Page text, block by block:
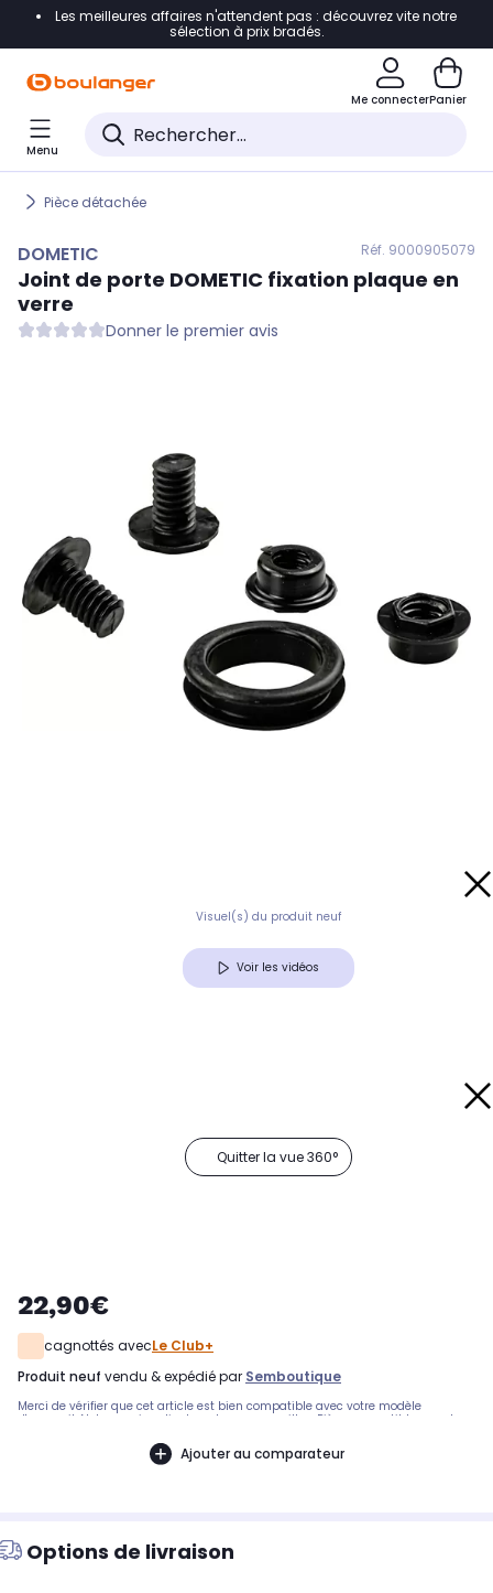
Accéder directement à la navigation
Accéder directement au pied de page
Accéder directement au chatbot
Les meilleures affaires n'attendent pas : découvrez vite notre
sélection à prix bradés.
Me connecterPanier
Menu
Pièce détachée
DOMETIC Réf. 9000905079
Joint de porte DOMETIC fixation plaque en
verre
Donner le premier avis
Visuel(s) du produit neuf
Voir les vidéos
Quitter la vue 360°
22,90€
cagnottés avecLe Club+
produit neuf vendu & expédié par Semboutique
Merci de vérifier que cet article est bien compatible avec votre modèle
d'appareil. Notre service client peut vous conseiller. .Pièce compatible avec les
Ajouter au comparateur
Options de livraison